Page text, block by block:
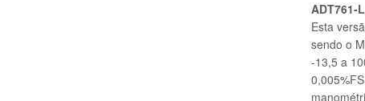
ADT761-
Esta
sendo o
-13,5 a